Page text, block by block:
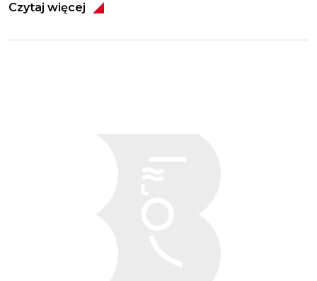
Czytaj więcej